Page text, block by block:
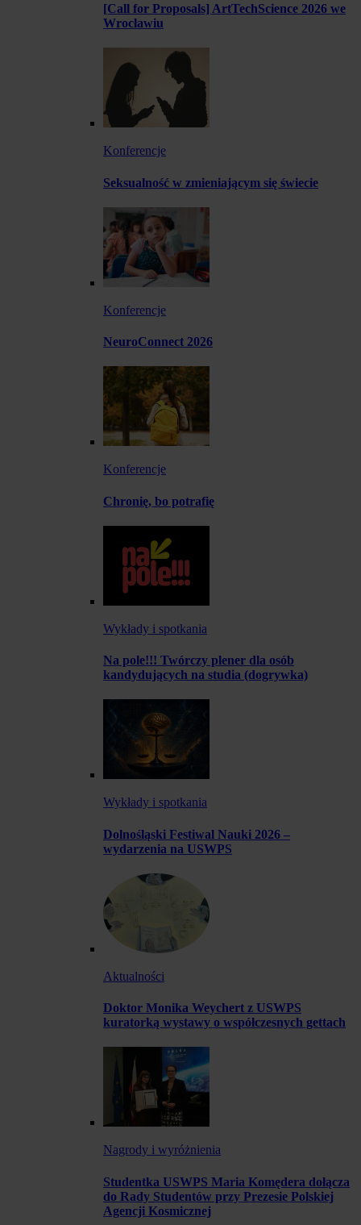
[Call for Proposals] ArtTechScience 2026 we
Wrocławiu
Konferencje
Seksualność w zmieniającym się świecie
Konferencje
NeuroConnect 2026
Konferencje
Chronię, bo potrafię
Wykłady i spotkania
Na pole!!! Twórczy plener dla osób
kandydujących na studia (dogrywka)
Wykłady i spotkania
Dolnośląski Festiwal Nauki 2026 –
wydarzenia na USWPS
Aktualności
Doktor Monika Weychert z USWPS
kuratorką wystawy o współczesnych gettach
Nagrody i wyróżnienia
Studentka USWPS Maria Komędera dołącza
do Rady Studentów przy Prezesie Polskiej
Agencji Kosmicznej